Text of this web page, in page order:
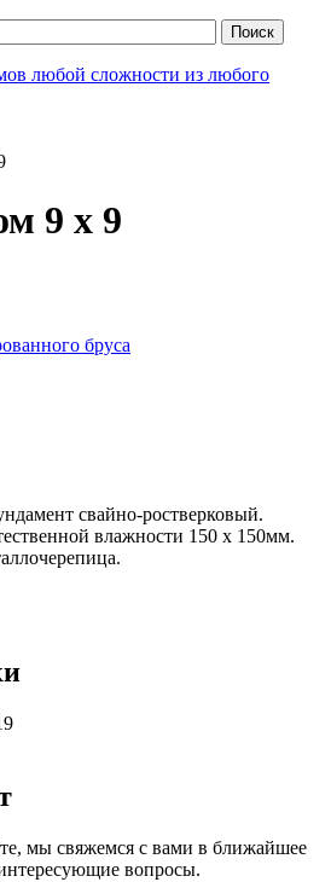
Поиск
любой сложности из любого
9 х 9
бруса
свайно-ростверковый.
влажности 150 х 150мм.
мы свяжемся с вами в ближайшее
вопросы.